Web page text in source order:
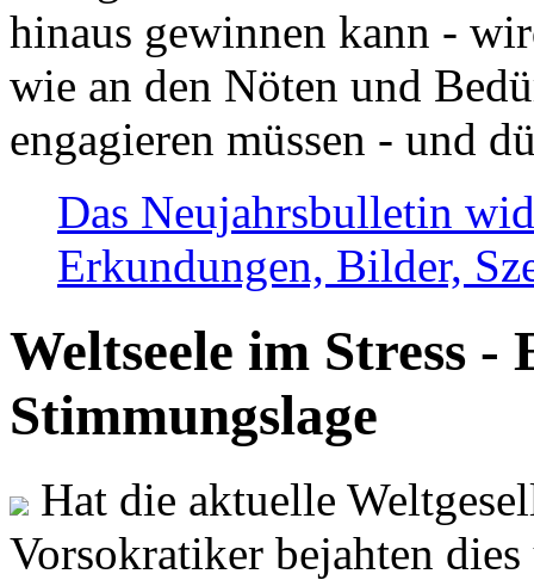
hinaus gewinnen kann -
wie an den Nöten und
engagieren müssen - und
Das Neujahrsbulletin
Erkundungen, Bilder,
Weltseele im Stress -
Stimmungslage
Hat die aktuelle
Vorsokratiker bejahten